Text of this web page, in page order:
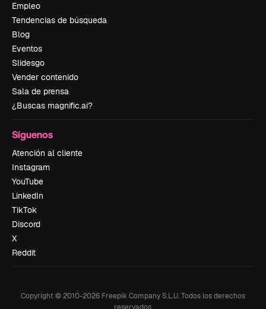
Empleo
Tendencias de búsqueda
Blog
Eventos
Slidesgo
Vender contenido
Sala de prensa
¿Buscas magnific.ai?
Síguenos
Atención al cliente
Instagram
YouTube
LinkedIn
TikTok
Discord
X
Reddit
Copyright © 2010-2026 Freepik Company S.L.U.Todos los derechos